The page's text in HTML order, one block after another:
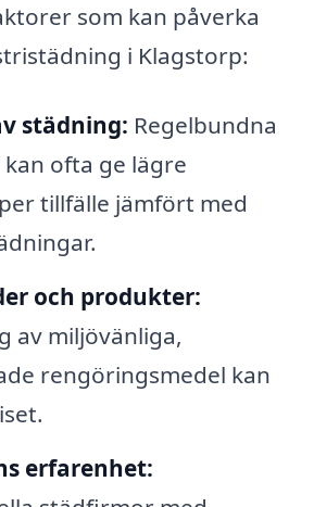
som kan påverka
i Klagstorp:
städning: Regelbundna
ofta ge lägre
tillfälle jämfört med
och produkter:
av miljövänliga,
rengöringsmedel kan
erfarenhet: